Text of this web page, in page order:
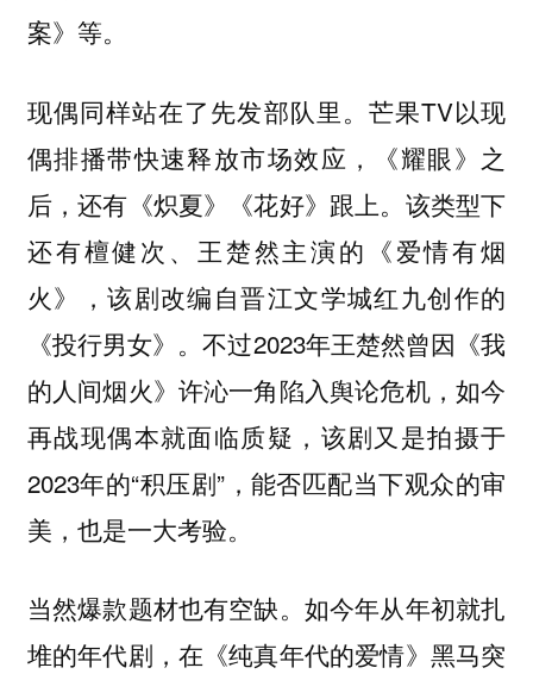
案》等。
现偶同样站在了先发部队里。芒果TV以现
偶排播带快速释放市场效应，《耀眼》之
后，还有《炽夏》《花好》跟上。该类型下
还有檀健次、王楚然主演的《爱情有烟
火》，该剧改编自晋江文学城红九创作的
《投行男女》。不过2023年王楚然曾因《我
的人间烟火》许沁一角陷入舆论危机，如今
再战现偶本就面临质疑，该剧又是拍摄于
2023年的“积压剧”，能否匹配当下观众的审
美，也是一大考验。
当然爆款题材也有空缺。如今年从年初就扎
堆的年代剧，在《纯真年代的爱情》黑马突